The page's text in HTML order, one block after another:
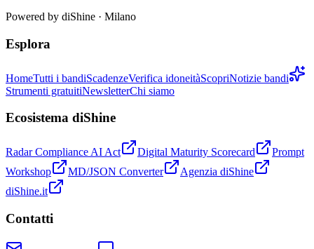
Powered by diShine · Milano
Esplora
HomeTutti i bandiScadenzeVerifica idoneitàScopriNotizie bandi
Strumenti gratuitiNewsletterChi siamo
Ecosistema diShine
Radar Compliance AI Act Digital Maturity Scorecard
Prompt
Workshop
MD/JSON Converter
Agenzia diShine
diShine.it
Contatti